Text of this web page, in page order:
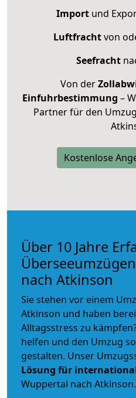
Import und
Luftfrachtvon
Seefracht
Von der
Einfuhrbestimmung –
Partner für den
Kostenlose
Über 10 Jahre
nach Atkinson
Sie stehen vor einem
Atkinson und haben
Alltagsstress zu
helfen und den Umzug
gestalten. Unser
Lösung für
Wuppertal nach Atkinson.